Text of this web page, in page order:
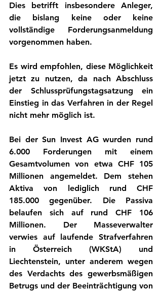
Dies betrifft insbesondere Anleger,
die bislang keine oder keine
vollständige Forderungsanmeldung
vorgenommen haben.
Es wird empfohlen, diese Möglichkeit
jetzt zu nutzen, da nach Abschluss
der Schlussprüfungstagsatzung ein
Einstieg in das Verfahren in der Regel
nicht mehr möglich ist.
Bei der Sun Invest AG wurden rund
6.000 Forderungen mit einem
Gesamtvolumen von etwa CHF 105
Millionen angemeldet. Dem stehen
Aktiva von lediglich rund CHF
185.000 gegenüber. Die Passiva
belaufen sich auf rund CHF 106
Millionen. Der Masseverwalter
verwies auf laufende Strafverfahren
in Österreich (WKStA) und
Liechtenstein, unter anderem wegen
des Verdachts des gewerbsmäßigen
Betrugs und der Beeinträchtigung von